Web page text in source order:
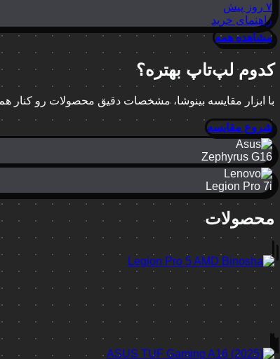
۷ روز پیش
راهنمای خرید
مشاهده همه
کدوم لپ‌تاپ بهتره؟
با ابزار مقایسه بینوشا، مشخصات دقیق محصولات رو کنار
شروع مقایسه
Zephyrus G16
Legion Pro 7i
محصولات